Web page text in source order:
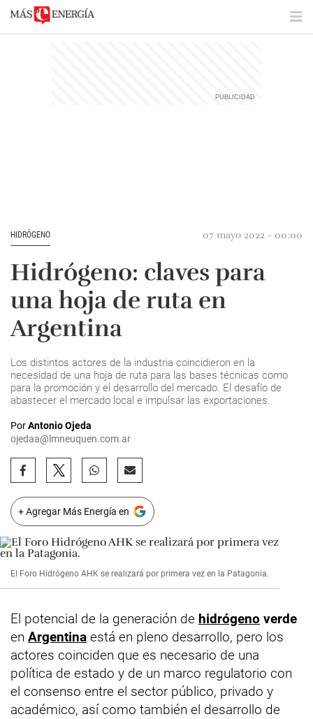
HIDRÓGENO 07 mayo 2022 - 00:00
Hidrógeno: claves para
una hoja de ruta en
Argentina
Los distintos actores de la industria coincidieron en la
necesidad de una hoja de ruta para las bases técnicas como
para la promoción y el desarrollo del mercado. El desafío de
abastecer el mercado local e impulsar las exportaciones.
PorAntonio Ojeda
ojedaa@lmneuquen.com.ar
+ Agregar Más Energía en
El Foro Hidrógeno AHK se realizará por primera vez en la Patagonia.
El potencial de la generación de hidrógeno verde
en Argentina está en pleno desarrollo, pero los
actores coinciden que es necesario de una
política de estado y de un marco regulatorio con
el consenso entre el sector público, privado y
académico, así como también el desarrollo de